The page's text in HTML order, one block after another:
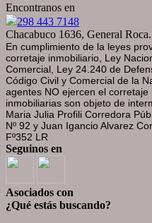
Encontranos en
298 443 7148
Chacabuco 1636, General Roca.
En cumplimiento de la leyes
corretaje inmobiliario, Ley
Comercial, Ley 24.240 de
Código Civil y Comercial de la
agentes NO ejercen el
inmobiliarias son objeto de
Maria Julia Profili Corredora
Nº 92 y Juan Igancio Alvarez
Fº352 LR
Seguinos en
Asociados con
¿Qué estás buscando?